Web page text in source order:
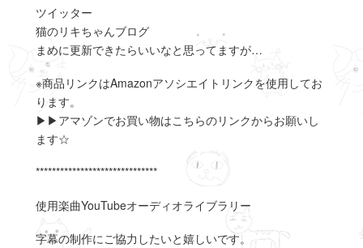
ツイッター
猫のリキちゃんブログ
まめに更新できたらいいなと思ってますが…
※商品リンクはAmazonアソシエイトリンクを使用してお
ります。
▶▶アマゾンでお買い物はこちらのリンクからお願いし
ます☆
******************************
使用楽曲YouTubeオーディオライブラリー
字幕の制作にご協力したいと嬉しいです。